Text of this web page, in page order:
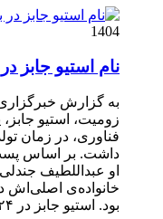
1404
نام استیو جابز
به گزارش
زومیت، استیو جابز،
فناوری، در زمان
خانواده‌ی اصلی‌اش
بود. استیو جابز در ۲۴ […]